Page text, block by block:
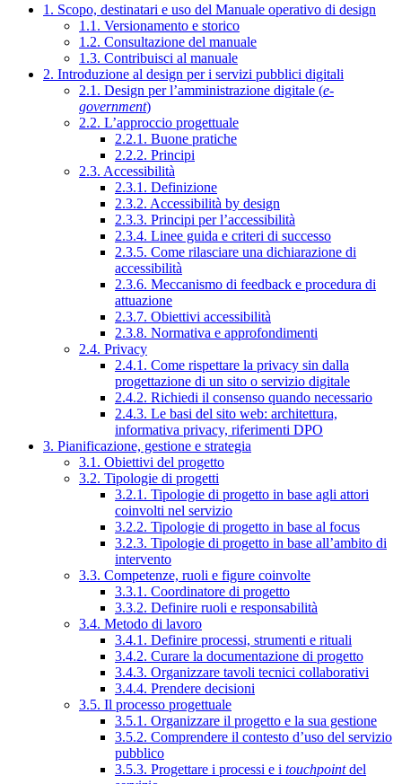
1. Scopo, destinatari e uso del Manuale operativo di design
1.1. Versionamento e storico
1.2. Consultazione del manuale
1.3. Contribuisci al manuale
2. Introduzione al design per i servizi pubblici digitali
2.1. Design per l’amministrazione digitale (e-
government)
2.2. L’approccio progettuale
2.2.1. Buone pratiche
2.2.2. Principi
2.3. Accessibilità
2.3.1. Definizione
2.3.2. Accessibilità by design
2.3.3. Principi per l’accessibilità
2.3.4. Linee guida e criteri di successo
2.3.5. Come rilasciare una dichiarazione di
accessibilità
2.3.6. Meccanismo di feedback e procedura di
attuazione
2.3.7. Obiettivi accessibilità
2.3.8. Normativa e approfondimenti
2.4. Privacy
2.4.1. Come rispettare la privacy sin dalla
progettazione di un sito o servizio digitale
2.4.2. Richiedi il consenso quando necessario
2.4.3. Le basi del sito web: architettura,
informativa privacy, riferimenti DPO
3. Pianificazione, gestione e strategia
3.1. Obiettivi del progetto
3.2. Tipologie di progetti
3.2.1. Tipologie di progetto in base agli attori
coinvolti nel servizio
3.2.2. Tipologie di progetto in base al focus
3.2.3. Tipologie di progetto in base all’ambito di
intervento
3.3. Competenze, ruoli e figure coinvolte
3.3.1. Coordinatore di progetto
3.3.2. Definire ruoli e responsabilità
3.4. Metodo di lavoro
3.4.1. Definire processi, strumenti e rituali
3.4.2. Curare la documentazione di progetto
3.4.3. Organizzare tavoli tecnici collaborativi
3.4.4. Prendere decisioni
3.5. Il processo progettuale
3.5.1. Organizzare il progetto e la sua gestione
3.5.2. Comprendere il contesto d’uso del servizio
pubblico
3.5.3. Progettare i processi e i touchpointdel